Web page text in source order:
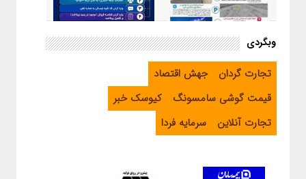
اینفوگرافیک / مسیر پیشرفت در
منطقه ویژه اقتصادی لامرد
اینفوگرافیک / راهنمای خرید ارز
اربعین از طریق اپلیکیشن بله
وبگردی
تجارت گردان
جهش اقتصاد
قیمت گوشی سامسونگ
کیوسک خبر
تجارت آنلاین
سرمایه فردا